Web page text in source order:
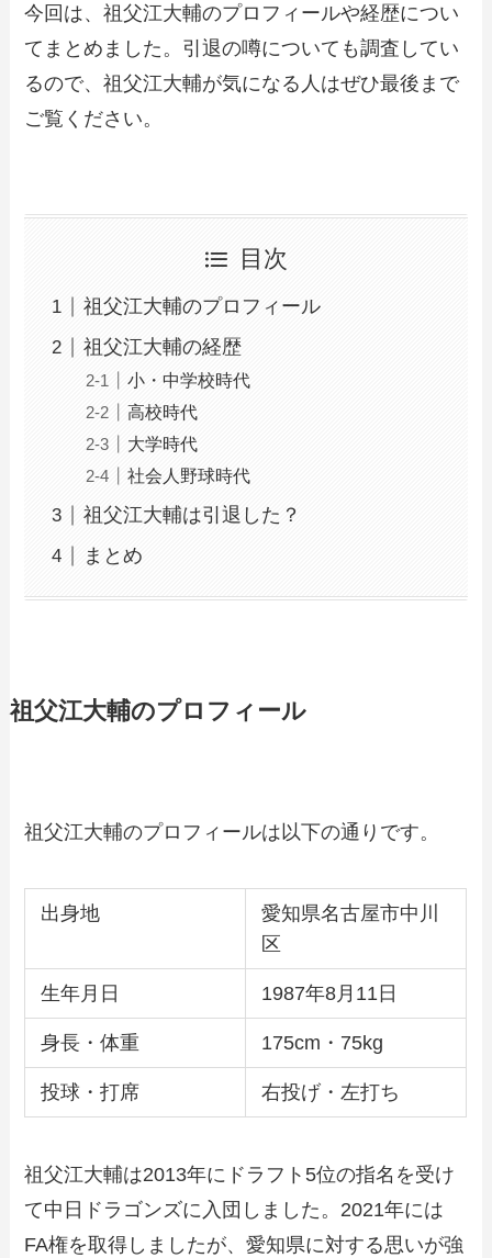
今回は、祖父江大輔のプロフィールや経歴につい
てまとめました。引退の噂についても調査してい
るので、祖父江大輔が気になる人はぜひ最後まで
ご覧ください。
目次
祖父江大輔のプロフィール
祖父江大輔の経歴
小・中学校時代
高校時代
大学時代
社会人野球時代
祖父江大輔は引退した？
まとめ
祖父江大輔のプロフィール
祖父江大輔のプロフィールは以下の通りです。
出身地
愛知県名古屋市中川
区
生年月日 1987年8月11日
身長・体重 175cm・75kg
投球・打席 右投げ・左打ち
祖父江大輔は2013年にドラフト5位の指名を受け
て中日ドラゴンズに入団しました。2021年には
FA権を取得しましたが、愛知県に対する思いが強